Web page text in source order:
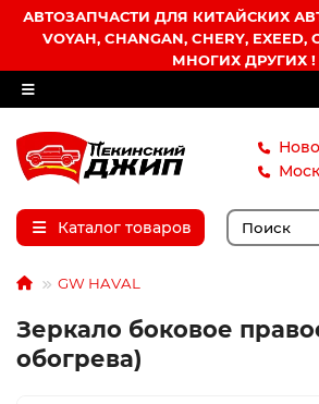
АВТОЗАПЧАСТИ ДЛЯ КИТАЙСКИХ
VOYAH, CHANGAN, CHERY, EXEED,
МНОГИХ ДРУГИХ !
Каталог товаров
GW HAVAL
Зеркало боковое
обогрева)